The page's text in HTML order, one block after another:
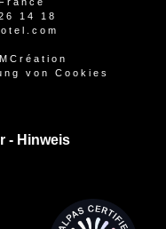
14 18
von Cookies
- Hinweis